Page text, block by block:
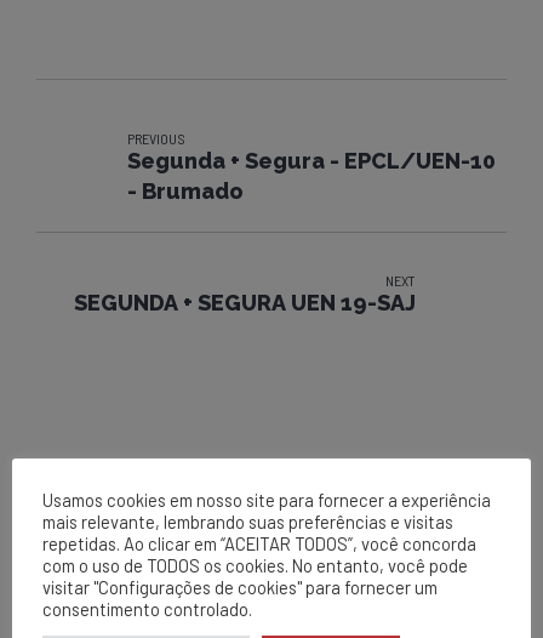
PREVIOUS
Segunda + Segura - EPCL/UEN-10
- Brumado
NEXT
SEGUNDA + SEGURA UEN 19-SAJ
EPCL
Matriz
Usamos cookies em nosso site para fornecer a experiência
mais relevante, lembrando suas preferências e visitas
repetidas. Ao clicar em “ACEITAR TODOS”, você concorda
com o uso de TODOS os cookies. No entanto, você pode
visitar "Configurações de cookies" para fornecer um
consentimento controlado.